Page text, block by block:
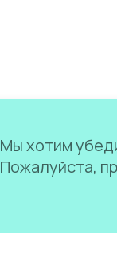
Мы хотим
Пожалуйста,